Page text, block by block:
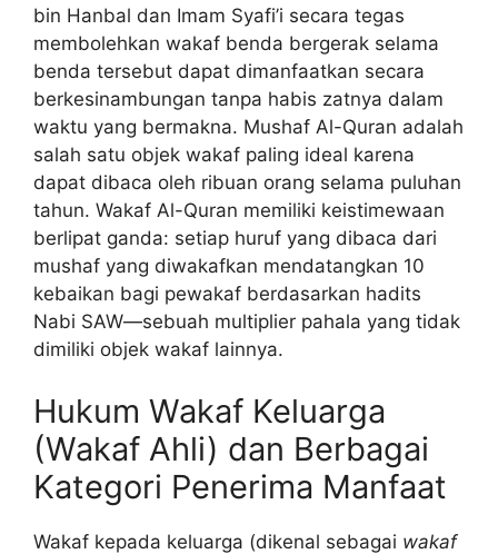
bin Hanbal dan Imam Syafi’i secara tegas
membolehkan wakaf benda bergerak selama
benda tersebut dapat dimanfaatkan secara
berkesinambungan tanpa habis zatnya dalam
waktu yang bermakna. Mushaf Al-Quran adalah
salah satu objek wakaf paling ideal karena
dapat dibaca oleh ribuan orang selama puluhan
tahun. Wakaf Al-Quran memiliki keistimewaan
berlipat ganda: setiap huruf yang dibaca dari
mushaf yang diwakafkan mendatangkan 10
kebaikan bagi pewakaf berdasarkan hadits
Nabi SAW—sebuah multiplier pahala yang tidak
dimiliki objek wakaf lainnya.
Hukum Wakaf Keluarga
(Wakaf Ahli) dan Berbagai
Kategori Penerima Manfaat
Wakaf kepada keluarga (dikenal sebagai wakaf